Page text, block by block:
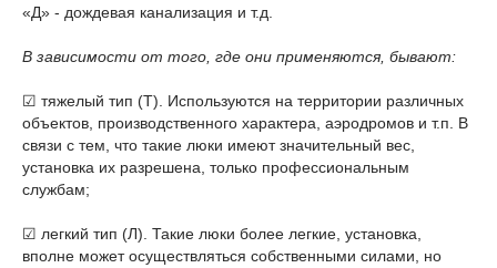
«Д» - дождевая канализация и т.д.
В зависимости от того, где они применяются, бывают:
☑ тяжелый тип (Т). Используются на территории различных
объектов, производственного характера, аэродромов и т.п. В
связи с тем, что такие люки имеют значительный вес,
установка их разрешена, только профессиональным
службам;
☑ легкий тип (Л). Такие люки более легкие, установка,
вполне может осуществляться собственными силами, но